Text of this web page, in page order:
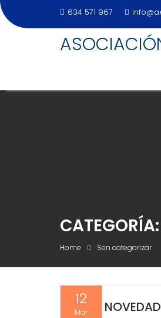
634 571 967
CATEGORÍA:
Home Sen categorizar
12
Mar